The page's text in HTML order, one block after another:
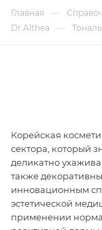
Главная —
Dr.Althea —
Корейская
сектора, который
деликатно
также
инновационным
эстетической
применении